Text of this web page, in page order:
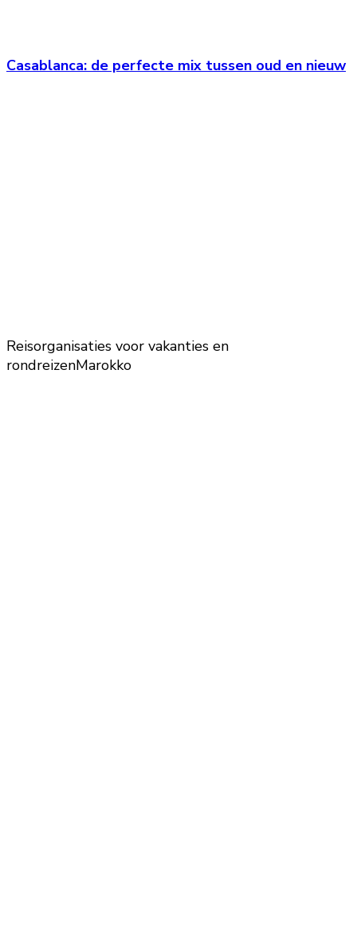
Casablanca: de perfecte mix tussen oud en nieuw
Reisorganisaties voor vakanties en
rondreizenMarokko